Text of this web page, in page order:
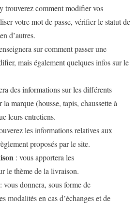
trouverez comment modifier vos
votre mot de passe, vérifier le statut de
d’autres.
sur comment passer une
mais également quelques infos sur le
des informations sur les différents
marque (housse, tapis, chaussette à
leurs entretiens.
les informations relatives aux
proposés par le site.
: vous apportera les
le thème de la livraison.
: vous donnera, sous forme de
modalités en cas d’échanges et de